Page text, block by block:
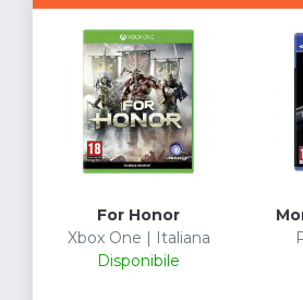
For Honor
Xbox One | Italiana
Disponibile